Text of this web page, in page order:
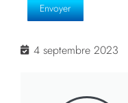
4 septembre 2023